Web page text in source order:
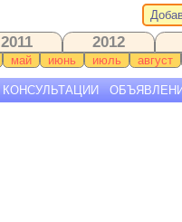
2011 2012
май июнь июль август
КОНСУЛЬТАЦИИ